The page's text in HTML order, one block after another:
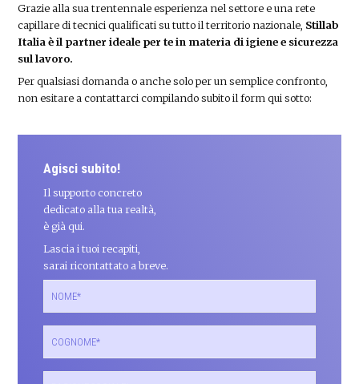
Grazie alla sua trentennale esperienza nel settore e una rete
capillare di tecnici qualificati su tutto il territorio nazionale, Stillab
Italia è il partner ideale per te in materia di igiene e sicurezza
sul lavoro.
Per qualsiasi domanda o anche solo per un semplice confronto,
non esitare a contattarci compilando subito il form qui sotto:
Agisci subito!
Il supporto concreto
dedicato alla tua realtà,
è già qui.
Lascia i tuoi recapiti,
sarai ricontattato a breve.